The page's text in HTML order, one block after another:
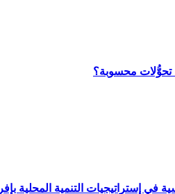
تحوُّلات محسوبة؟
في إستراتيجيات التنمية المحلية